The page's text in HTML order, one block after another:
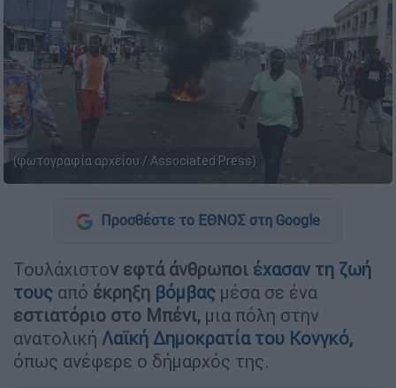
(φωτογραφία αρχείου / Associated Press)
Προσθέστε το ΕΘΝΟΣ στη Google
Τουλάχιστον εφτά άνθρωποι έχασαν τη ζωή
τους από έκρηξη βόμβας μέσα σε ένα
εστιατόριο στο Μπένι, μια πόλη στην
ανατολική Λαϊκή Δημοκρατία του Κονγκό,
όπως ανέφερε ο δήμαρχός της.